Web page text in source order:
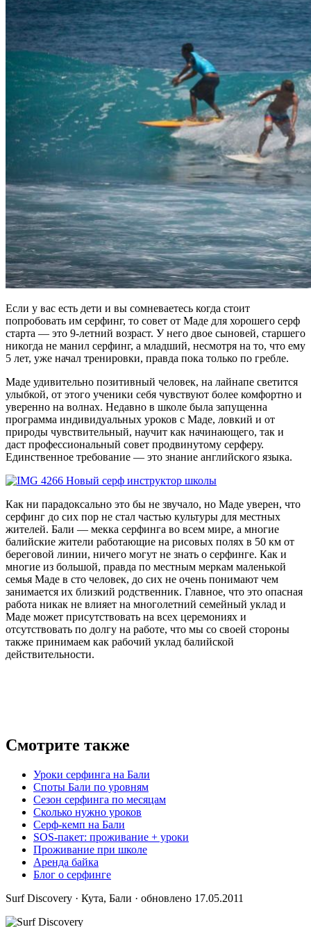
Если у вас есть дети и вы сомневаетесь когда стоит
попробовать им серфинг, то совет от Маде для хорошего серф
старта — это 9-летний возраст. У него двое сыновей, старшего
никогда не манил серфинг, а младший, несмотря на то, что ему
5 лет, уже начал тренировки, правда пока только по гребле.
Маде удивительно позитивный человек, на лайнапе светится
улыбкой, от этого ученики себя чувствуют более комфортно и
уверенно на волнах. Недавно в школе была запущенна
программа индивидуальных уроков с Маде, ловкий и от
природы чувствительный, научит как начинающего, так и
даст профессиональный совет продвинутому серферу.
Единственное требование — это знание английского языка.
Как ни парадоксально это бы не звучало, но Маде уверен, что
серфинг до сих пор не стал частью культуры для местных
жителей. Бали — мекка серфинга во всем мире, а многие
балийские жители работающие на рисовых полях в 50 км от
береговой линии, ничего могут не знать о серфинге. Как и
многие из большой, правда по местным меркам маленькой
семья Маде в сто человек, до сих не очень понимают чем
занимается их близкий родственник. Главное, что это опасная
работа никак не влияет на многолетний семейный уклад и
Маде может присутствовать на всех церемониях и
отсутствовать по долгу на работе, что мы со своей стороны
также принимаем как рабочий уклад балийской
действительности.
Смотрите также
Уроки серфинга на Бали
Споты Бали по уровням
Сезон серфинга по месяцам
Сколько нужно уроков
Серф-кемп на Бали
SOS-пакет: проживание + уроки
Проживание при школе
Аренда байка
Блог о серфинге
Surf Discovery · Кута, Бали · обновлено 17.05.2011